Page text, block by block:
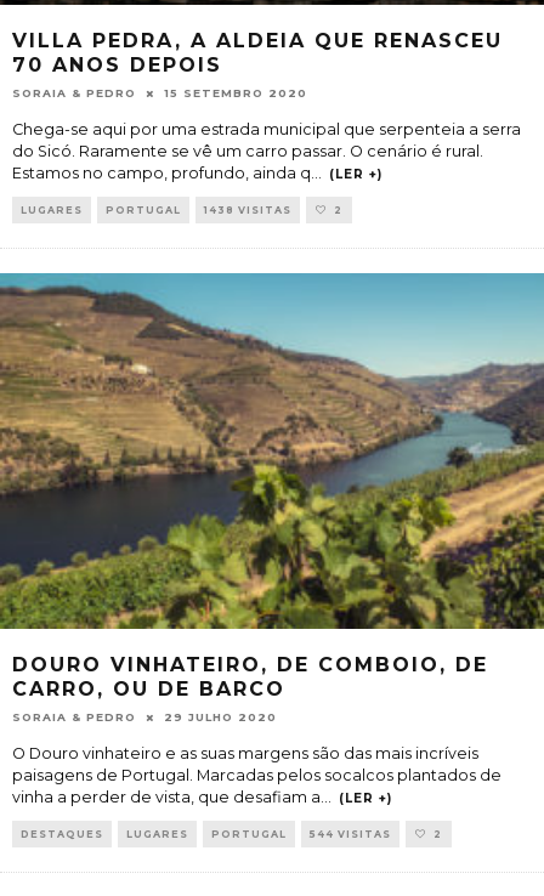
VILLA PEDRA, A ALDEIA QUE RENASCEU
70 ANOS DEPOIS
SORAIA & PEDRO 15 SETEMBRO 2020
Chega-se aqui por uma estrada municipal que serpenteia a serra
do Sicó. Raramente se vê um carro passar. O cenário é rural.
Estamos no campo, profundo, ainda q... (LER +)
LUGARES PORTUGAL 1438 VISITAS 2
DOURO VINHATEIRO, DE COMBOIO, DE
CARRO, OU DE BARCO
SORAIA & PEDRO 29 JULHO 2020
O Douro vinhateiro e as suas margens são das mais incríveis
paisagens de Portugal. Marcadas pelos socalcos plantados de
vinha a perder de vista, que desafiam a... (LER +)
DESTAQUES LUGARES PORTUGAL 544 VISITAS 2